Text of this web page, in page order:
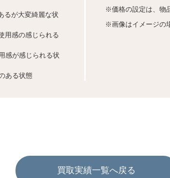
るが大変綺麗な状
用感の感じられる
感が感じられる状
ある状態
※価格の設定は、物
※画像はイメージの
買取実績一覧へ戻る